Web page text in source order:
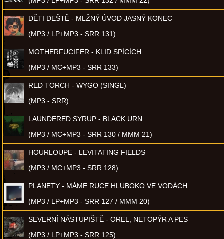
DĚTI DEŠTĚ - MLŽNÝ ÚVOD JASNÝ KONEC
(MP3 / LP+MP3 - SRR 131)
MOTHERFUCIFER - KLID SPÍCÍCH
(MP3 / MC+MP3 - SRR 133)
RED TORCH - WYGO (SINGL)
(MP3 - SRR)
LAUNDERED SYRUP - BLACK URN
(MP3 / MC+MP3 - SRR 130 / MMM 21)
HOURLOUPE - LEVITATING FIELDS
(MP3 / MC+MP3 - SRR 128)
PLANETY - MÁME RUCE HLUBOKO VE VODÁCH
(MP3 / LP+MP3 - SRR 127 / MMM 20)
SEVERNÍ NÁSTUPIŠTĚ - OREL, NETOPÝR A PES
(MP3 / LP+MP3 - SRR 125)